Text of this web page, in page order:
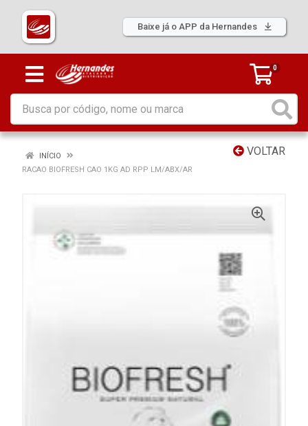
Baixe já o APP da Hernandes
0
VOLTAR
INÍCIO
RACAO BIOFRESH CAO 1KG AD RPP LM/ABX/AR